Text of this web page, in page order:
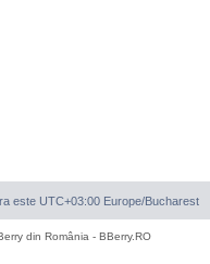
este UTC+03:00 Europe/Bucharest
din România - BBerry.RO